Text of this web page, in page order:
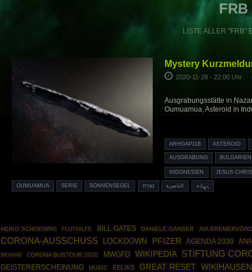
FRB
LISTE ALLER "FRB"
Mystery
2020-11-28 - 22:00 Uhr
Ausgrabungsstätte in
Oumuamua, Asteroid in
ARHGAP11B ASTEROID
AUSGRABUNG BULGARIEN
INDONESIEN JESUS
OUMUAMUA SERIE SONNENSEGEL נָצְרַת الناصرة ܢܵܨܪܲܬ
HEIKO SCHOENING FLUTHILFE BILL GATES DANIELE GANSER JVA
CORONA-AUSSCHUSS LOCKDOWN PFIZER AGENDA 2030
WUHAN CORONA BUSTOUR 2020 MWGFD WIKIPEDIA STIFTUNG
GEISTERERSCHEINUNG MUSIC FELIKS GREAT RESET WIKIHAUSEN